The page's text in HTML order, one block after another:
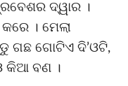
ଦ୍ୱାର ।
। ମେଲା
ଗୋଟିଏ ଦି’ଓଟି,
କିଆ ବଣ ।